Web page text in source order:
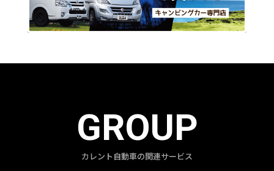
GROUP
カレント自動車の関連サービス